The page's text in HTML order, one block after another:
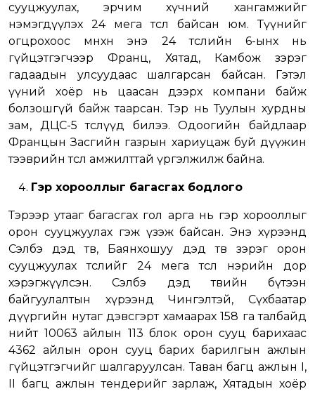
сууцжуулах, эрчим хүчний хангамжийг
нэмэгдүүлэх 24 мега төсөл байсан юм. Түүнийг
огцрохоос өмнөхөн энэ 24 төслийн 6-ынх нь
гүйцэтгэгчээр Франц, Хятад, Камбож зэрэг
гадаадын улсуудаас шалгарсан байсан. Гэтэл
үүний хоёр нь цаасан дээрх компани байж
болзошгүй байж таарсан. Тэр нь Туулын хурдны
зам, ДЦС-5 төслүүд билээ. Одоогийн байдлаар
Францын Засгийн газрын хариуцаж буй дүүжин
тээврийн төсөл амжилттай үргэлжилж байна.
Гэр хорооллыг багасгах бодлого
Тэрээр утааг багасгах гол арга нь гэр хорооллыг
орон сууцжуулах гэж үзэж байсан. Энэ хүрээнд
Сэлбэ дэд төв, Баянхошуу дэд төв зэрэг орон
сууцжуулах төслийг 24 мега төсөл нэрийн дор
хэрэгжүүлсэн. Сэлбэ дэд төвийн бүтээн
байгуулалтын хүрээнд Чингэлтэй, Сүхбаатар
дүүргийн нутаг дэвсгэрт хамаарах 158 га талбайд
нийт 10063 айлын 113 блок орон сууц барихаас
4362 айлын орон сууц барих барилгын ажлын
гүйцэтгэгчийг шалгаруулсан. Таван багц ажлын I,
II багц ажлын тендерийг зарлаж, Хятадын хоёр